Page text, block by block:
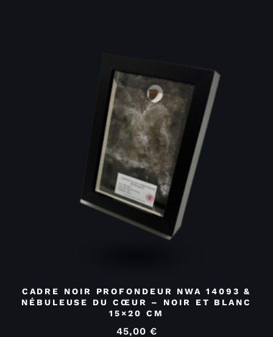
CADRE NOIR PROFONDEUR NWA 14093 &
NÉBULEUSE DU CŒUR – NOIR ET BLANC
15×20 CM
45,00 €